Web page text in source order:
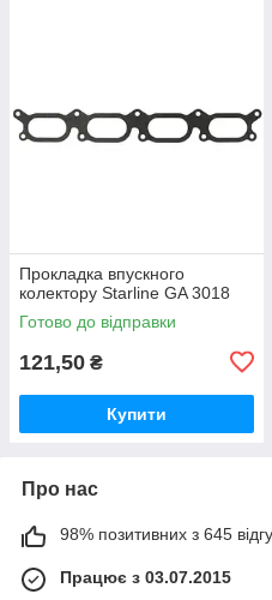
Прокладка впускного
колектору Starline GA 3018
Готово до відправки
121,50 ₴
Купити
Про нас
98% позитивних з 645
Працює з 03.07.2015